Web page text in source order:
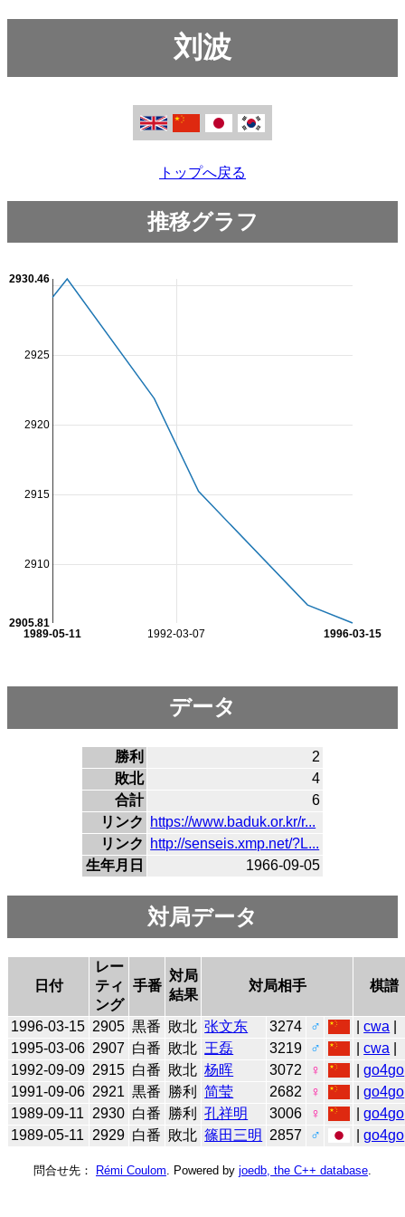
刘波
トップへ戻る
推移グラフ
1992-03-07
1989-05-11 1996-03-15
2910
2915
2920
2925
2905.81
2930.46
データ
勝利
2
敗北
4
合計
6
リンク
https://www.baduk.or.kr/r...
リンク
http://senseis.xmp.net/?L...
生年月日
1966-09-05
対局データ
日付
レー
ティ
ング
手番
対局
結果
対局相手 棋譜
1996-03-15 2905 黒番 敗北 张文东 3274 ♂ |cwa
1995-03-06 2907 白番 敗北 王磊 3219 ♂ |cwa
1992-09-09 2915 白番 敗北 杨晖 3072 ♀ |go4go
1991-09-06 2921 黒番 勝利 简莹 2682 ♀ |go4go
1989-09-11
2930 白番 勝利 孔祥明 3006 ♀ |go4go
1989-05-11
2929 白番 敗北 篠田三明 2857 ♂ |go4go
問合せ先： Rémi Coulom . Powered by joedb, the C++ database